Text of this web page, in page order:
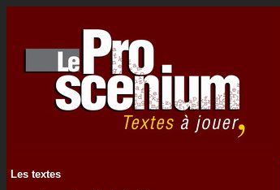
Les textes